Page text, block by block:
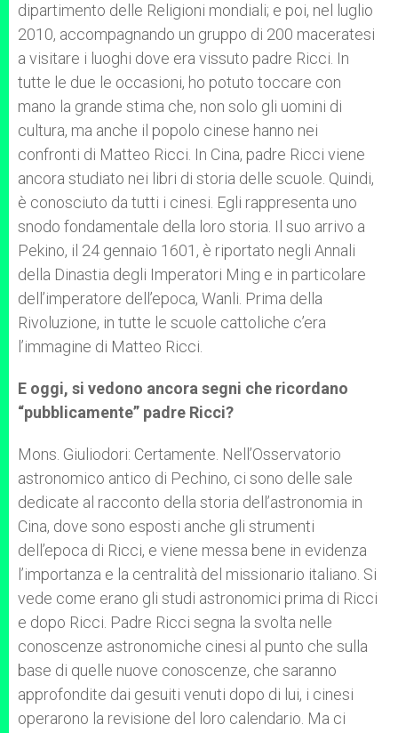
dipartimento delle Religioni mondiali; e poi, nel luglio
2010, accompagnando un gruppo di 200 maceratesi
a visitare i luoghi dove era vissuto padre Ricci. In
tutte le due le occasioni, ho potuto toccare con
mano la grande stima che, non solo gli uomini di
cultura, ma anche il popolo cinese hanno nei
confronti di Matteo Ricci. In Cina, padre Ricci viene
ancora studiato nei libri di storia delle scuole. Quindi,
è conosciuto da tutti i cinesi. Egli rappresenta uno
snodo fondamentale della loro storia. Il suo arrivo a
Pekino, il 24 gennaio 1601, è riportato negli Annali
della Dinastia degli Imperatori Ming e in particolare
dell’imperatore dell’epoca, Wanli. Prima della
Rivoluzione, in tutte le scuole cattoliche c’era
l’immagine di Matteo Ricci.
E oggi, si vedono ancora segni che ricordano
“pubblicamente” padre Ricci?
Mons. Giuliodori: Certamente. Nell’Osservatorio
astronomico antico di Pechino, ci sono delle sale
dedicate al racconto della storia dell’astronomia in
Cina, dove sono esposti anche gli strumenti
dell’epoca di Ricci, e viene messa bene in evidenza
l’importanza e la centralità del missionario italiano. Si
vede come erano gli studi astronomici prima di Ricci
e dopo Ricci. Padre Ricci segna la svolta nelle
conoscenze astronomiche cinesi al punto che sulla
base di quelle nuove conoscenze, che saranno
approfondite dai gesuiti venuti dopo di lui, i cinesi
operarono la revisione del loro calendario. Ma ci